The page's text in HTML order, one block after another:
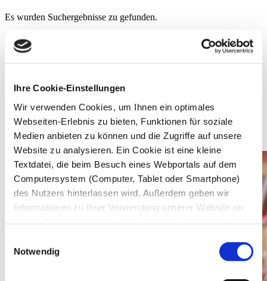
Ihre Cookie-Einstellungen
Wir verwenden Cookies, um Ihnen ein optimales
Webseiten-Erlebnis zu bieten, Funktionen für soziale
Medien anbieten zu können und die Zugriffe auf unsere
Website zu analysieren. Ein Cookie ist eine kleine
Textdatei, die beim Besuch eines Webportals auf dem
Computersystem (Computer, Tablet oder Smartphone)
des Nutzers hinterlassen wird. Außerdem geben wir
Informationen zu Ihrer Verwendung unserer Website an
Informationen möglicherweise mit weiteren Daten
zusammen, die Sie ihnen bereitgestellt haben oder die
sie im Rahmen Ihrer Nutzung der Dienste gesammelt
Notwendig
Es wurden Suchergebnisse zu gefunden.
Suche
Schriftgröße Klein Mittel
Groß
Schließen